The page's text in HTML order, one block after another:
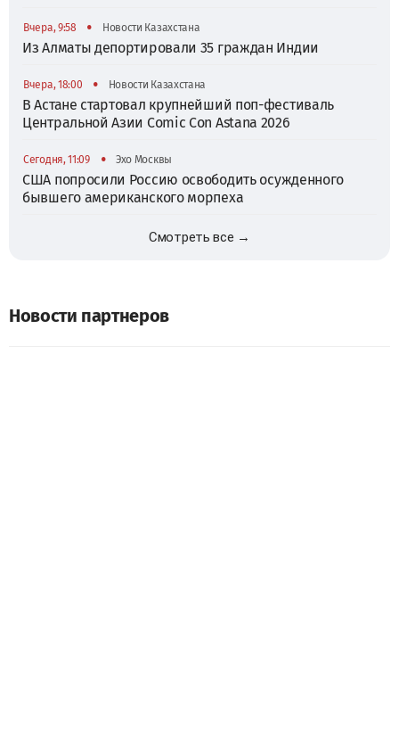
Вчера, 9:58 • Новости Казахстана
Из Алматы депортировали 35 граждан Индии
Вчера, 18:00 • Новости Казахстана
В Астане стартовал крупнейший поп-фестиваль
Центральной Азии Comic Con Astana 2026
Сегодня, 11:09 • Эхо Москвы
США попросили Россию освободить осужденного
бывшего американского морпеха
Смотреть все →
Новости партнеров